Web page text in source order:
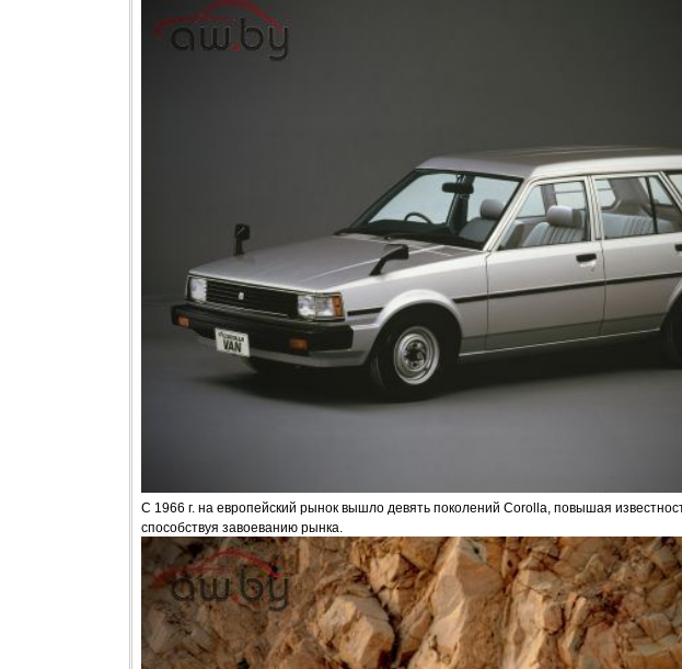
С 1966 г. на европейский рынок вышло девять поколений Corolla, повышая
способствуя завоеванию рынка.